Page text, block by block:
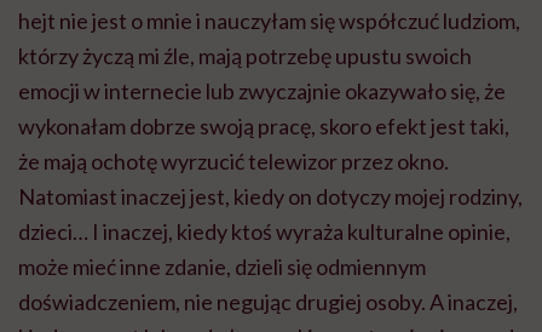
hejt nie jest o mnie i nauczyłam się współczuć ludziom,
którzy życzą mi źle, mają potrzebę upustu swoich
emocji w internecie lub zwyczajnie okazywało się, że
wykonałam dobrze swoją pracę, skoro efekt jest taki,
że mają ochotę wyrzucić telewizor przez okno.
Natomiast inaczej jest, kiedy on dotyczy mojej rodziny,
dzieci… I inaczej, kiedy ktoś wyraża kulturalne opinie,
może mieć inne zdanie, dzieli się odmiennym
doświadczeniem, nie negując drugiej osoby. A inaczej,